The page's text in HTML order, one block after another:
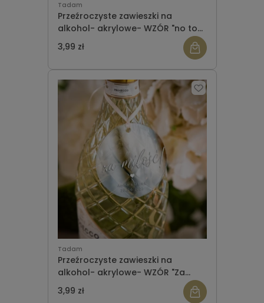
Tadam
Przeźroczyste zawieszki na
alkohol- akrylowe- WZÓR "no to
siup"
3,99 zł
Tadam
Przeźroczyste zawieszki na
alkohol- akrylowe- WZÓR "Za
miłość 1"
3,99 zł